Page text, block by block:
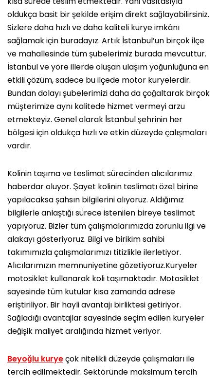
oldukça basit bir şekilde erişim direkt sağlayabilirsiniz.
Sizlere daha hızlı ve daha kaliteli kurye imkânı
sağlamak için buradayız. Artık İstanbul’un birçok ilçe
ve mahallesinde tüm şubelerimiz burada mevcuttur.
İstanbul ve yöre illerde oluşan ulaşım yoğunluğuna en
etkili çözüm, sadece bu ilçede motor kuryelerdir.
Bundan dolayı şubelerimizi daha da çoğaltarak birçok
müşterimize aynı kalitede hizmet vermeyi arzu
etmekteyiz. Genel olarak İstanbul şehrinin her
bölgesi için oldukça hızlı ve etkin düzeyde çalışmaları
vardır.
Kolinin taşıma ve teslimat sürecinden alıcılarımız
haberdar oluyor. Şayet kolinin teslimatı özel birine
yapılacaksa şahsın bilgilerini alıyoruz. Aldığımız
bilgilerle anlaştığı sürece istenilen bireye teslimat
yapıyoruz. Bizler tüm çalışmalarımızda zorunlu ilgi ve
alakayı gösteriyoruz. Bilgi ve birikim sahibi
takımımızla çalışmalarımızı titizlikle ilerletiyor.
Alıcılarımızın memnuniyetine gözetiyoruz.Kuryeler
motosiklet kullanarak koli taşımaktadır. Motosiklet
sayesinde tüm kutular kısa zamanda adrese
eriştiriliyor. Bir hayli avantajı birliktesi getiriyor.
Sağladığı avantajlar sayesinde seçim edilen kuryeler
değişik maliyet aralığında hizmet veriyor.
Beyoğlu kuryeçok nitelikli düzeyde çalışmaları ile
tercih edilmektedir. Sektöründe maksimum tercih